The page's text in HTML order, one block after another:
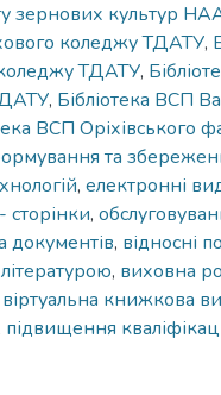
зернових культур
коледжу ТДАТУ,
ТДАТУ,
, Бібліотека ВСП
ВСП Оріхівського
та
, електронні
сторінки,
документів, відносні
, виховна
віртуальна книжкова
підвищення